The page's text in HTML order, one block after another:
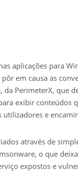
aplicações para
em causa as
da PerimeterX, que
exibir conteúdos
e
através de
o que
expostos e